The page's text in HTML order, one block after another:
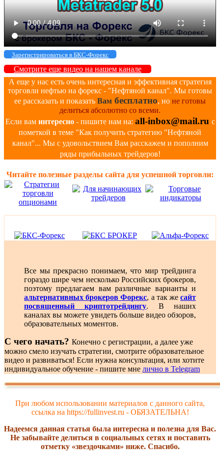
Зарегистрироваться в БКС-Форекс
Смотрите еще видео на нашем канале
А еще у нас есть очень интересная и эффективная стратегия
торговли нефтью на форекс - "Нефтяной канал". Мы готовы
ее рассказать и показать Вам бесплатно, но не готовы
делиться абсолютно со всеми.
Если вам интересно- пишите нам на: all-inbox@mail.ru с
пометкой в теме "Как получить стратегию "Нефтяной
канал"... Мы с удовольствием Вам расскажем и пополним
ряды прибыльных трейдеров!
Читайте полезные разделы сайта для успешной торговли:
Все мы прекрасно понимаем, что мир трейдинга
гораздо шире чем несколько Российских брокеров,
поэтому предлагаем вам различные варианты и
альтернативных брокеров Форекс, а так жесайт
посвященный криптотрейдингу. В наших
каналах вы можете увидеть больше видео обзоров,
образовательных моментов.
С чего начать? Конечно с регистрации, а далее уже
можно смело изучать стратегии, смотрите образовательное
видео и развиваться! Если нужна консультация, или хотите
индивидуальное обучение - пишите мне лично в Telegram
При любом использовании материалов с данного сайта,
ссылка на https://fullinvest.ru - ОБЯЗАТЕЛЬНА!
Надеемся данная статья была интересна и полезна для Вас.
Не забывайте делиться в социальных сетях и поставить
отметку «звездочками» ниже. Спасибо.